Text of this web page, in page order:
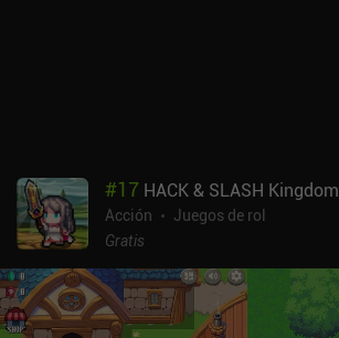
#17 HACK & SLASH Kingdom
Acción
Juegos de rol
Gratis